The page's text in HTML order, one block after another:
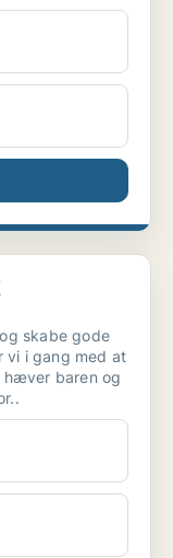
Tappe...
skabe gode
vi i gang med at
hæver baren og